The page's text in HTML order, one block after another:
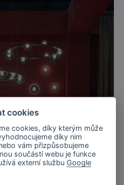
cookies
cookies, díky kterým může
díky nim
vám přizpůsobujeme
součástí webu je funkce
externí službu Google